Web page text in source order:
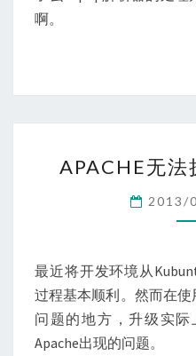
啊。
APACHE无法
2013/
最近将开发环境从
过程基本顺利。然而在
问题的地方，升级实
Apache出现的问题。